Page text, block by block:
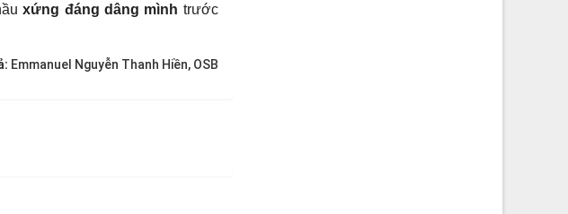
xứng đáng dâng mình trước
Emmanuel Nguyễn Thanh Hiền, OSB